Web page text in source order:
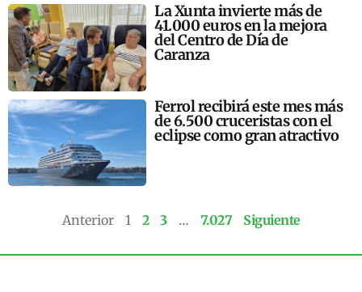
La Xunta invierte más de
41.000 euros en la mejora
del Centro de Día de
Caranza
Ferrol recibirá este mes más
de 6.500 cruceristas con el
eclipse como gran atractivo
Anterior 1 2 3 … 7.027 Siguiente